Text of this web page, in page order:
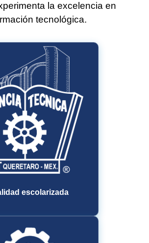
la excelencia en
tecnológica.
escolarizada